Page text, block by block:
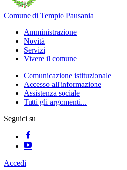
Comune di Tempio Pausania
Amministrazione
Novità
Servizi
Vivere il comune
Comunicazione istituzionale
Accesso all'informazione
Assistenza sociale
Tutti gli argomenti...
Seguici su
Accedi